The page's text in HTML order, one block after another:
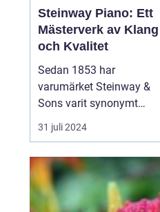
Steinway Piano: Ett
Mästerverk av Klang
och Kvalitet
Sedan 1853 har
varumärket Steinway &
Sons varit synonymt
med innovation,
excellens och
när det kommer till
pianon. Genom att
blanda skickligt hantverk
31 juli 2024